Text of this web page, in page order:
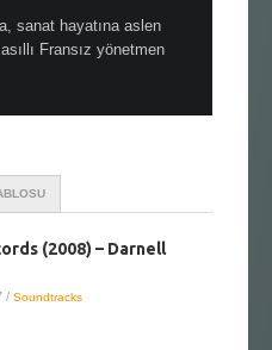
sanat hayatına aslen
Fransız yönetmen
(2008) – Darnell
/ Soundtracks